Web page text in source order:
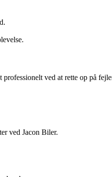
ved at rette op på
ved Jacon Biler.